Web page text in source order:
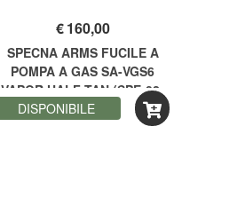
€160,00
SPECNA ARMS FUCILE A
POMPA A GAS SA-VGS6
VAPOR HALF-TAN (SPE-02-
047924)
DISPONIBILE